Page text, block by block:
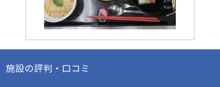
施設の評判・口コミ